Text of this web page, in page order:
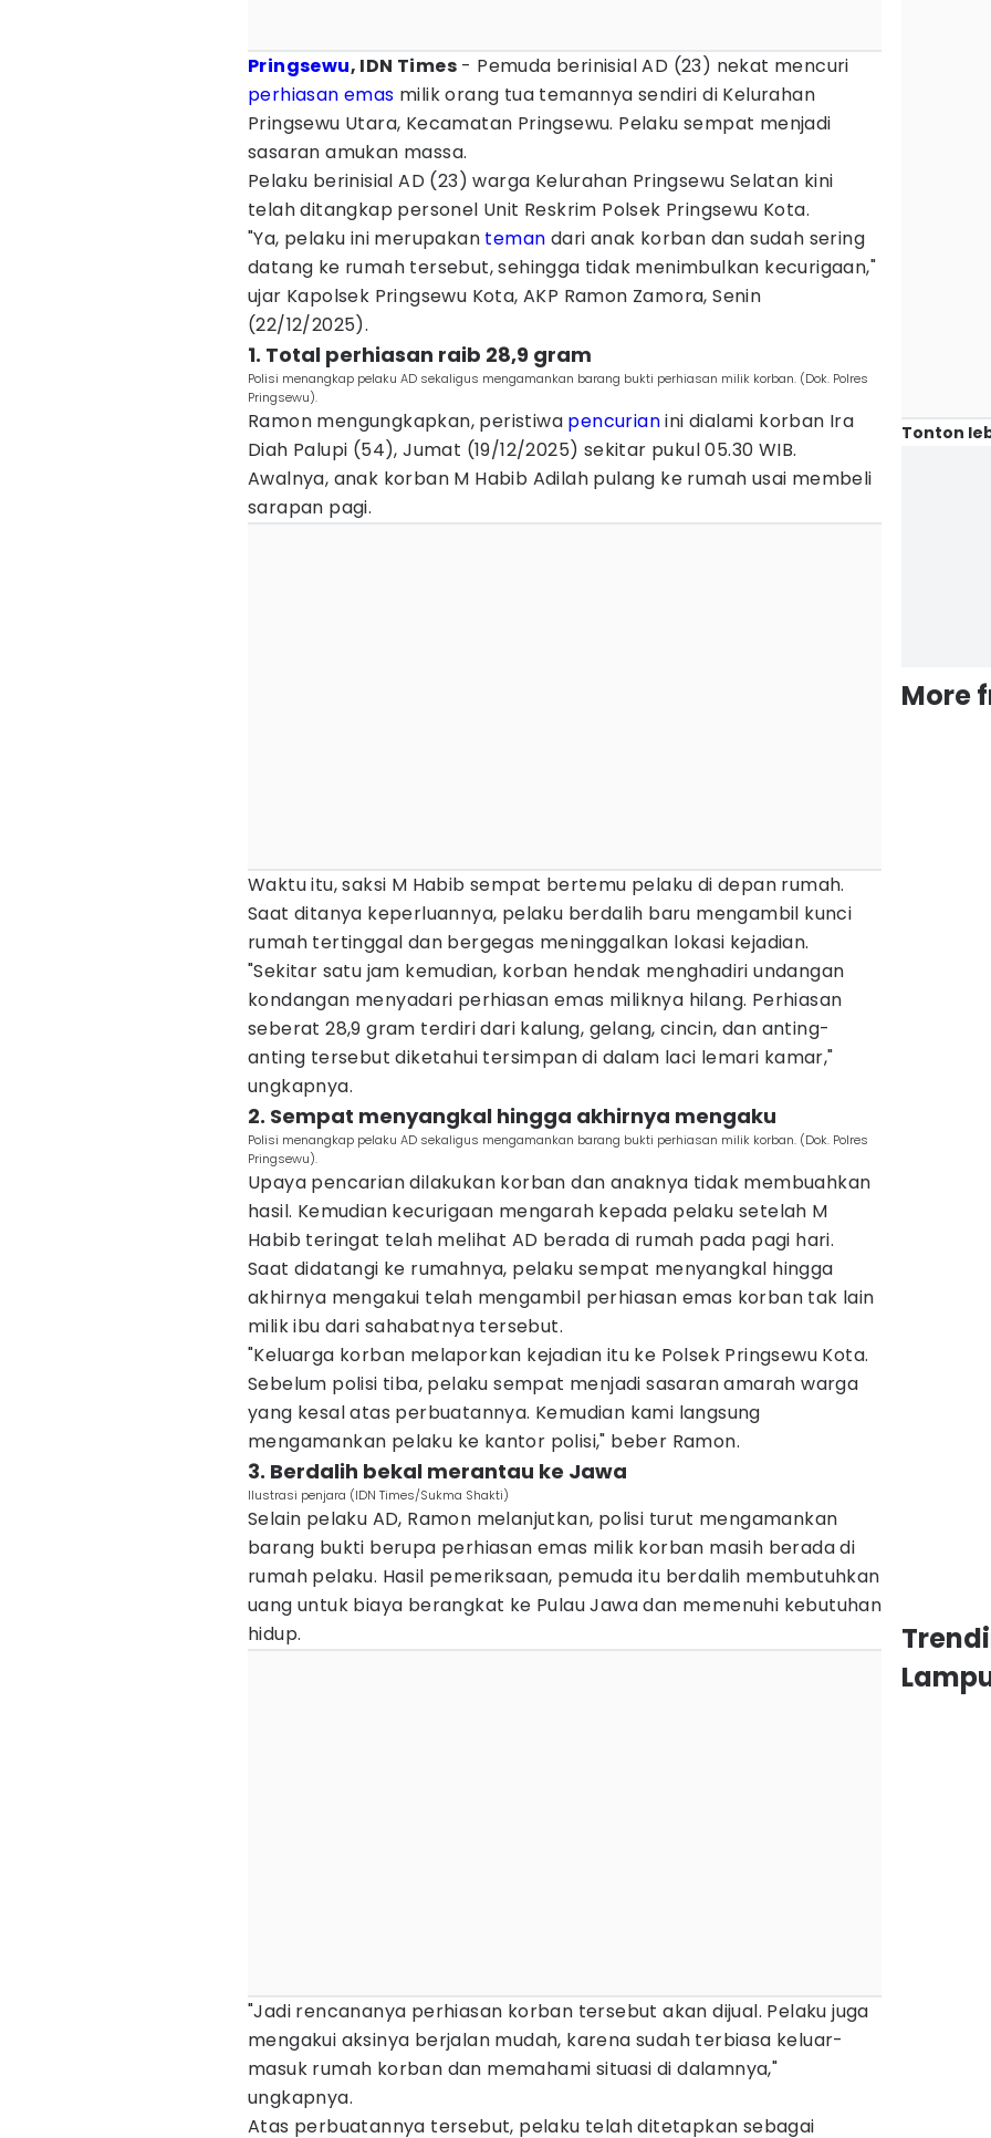
Pringsewu, IDN Times - Pemuda berinisial AD (23) nekat mencuri
perhiasan emas milik orang tua temannya sendiri di Kelurahan
Pringsewu Utara, Kecamatan Pringsewu. Pelaku sempat menjadi
sasaran amukan massa.
Pelaku berinisial AD (23) warga Kelurahan Pringsewu Selatan kini
telah ditangkap personel Unit Reskrim Polsek Pringsewu Kota.
"Ya, pelaku ini merupakan teman dari anak korban dan sudah sering
datang ke rumah tersebut, sehingga tidak menimbulkan kecurigaan,"
ujar Kapolsek Pringsewu Kota, AKP Ramon Zamora, Senin
(22/12/2025).
1. Total perhiasan raib 28,9 gram
Polisi menangkap pelaku AD sekaligus mengamankan barang bukti perhiasan milik korban. (Dok. Polres
Pringsewu).
Ramon mengungkapkan, peristiwa pencurianini dialami korban Ira
Diah Palupi (54), Jumat (19/12/2025) sekitar pukul 05.30 WIB.
Awalnya, anak korban M Habib Adilah pulang ke rumah usai membeli
sarapan pagi.
Waktu itu, saksi M Habib sempat bertemu pelaku di depan rumah.
Saat ditanya keperluannya, pelaku berdalih baru mengambil kunci
rumah tertinggal dan bergegas meninggalkan lokasi kejadian.
"Sekitar satu jam kemudian, korban hendak menghadiri undangan
kondangan menyadari perhiasan emas miliknya hilang. Perhiasan
seberat 28,9 gram terdiri dari kalung, gelang, cincin, dan anting-
anting tersebut diketahui tersimpan di dalam laci lemari kamar,"
ungkapnya.
2. Sempat menyangkal hingga akhirnya mengaku
Polisi menangkap pelaku AD sekaligus mengamankan barang bukti perhiasan milik korban. (Dok. Polres
Pringsewu).
Upaya pencarian dilakukan korban dan anaknya tidak membuahkan
hasil. Kemudian kecurigaan mengarah kepada pelaku setelah M
Habib teringat telah melihat AD berada di rumah pada pagi hari.
Saat didatangi ke rumahnya, pelaku sempat menyangkal hingga
akhirnya mengakui telah mengambil perhiasan emas korban tak lain
milik ibu dari sahabatnya tersebut.
"Keluarga korban melaporkan kejadian itu ke Polsek Pringsewu Kota.
Sebelum polisi tiba, pelaku sempat menjadi sasaran amarah warga
yang kesal atas perbuatannya. Kemudian kami langsung
mengamankan pelaku ke kantor polisi," beber Ramon.
3. Berdalih bekal merantau ke Jawa
Ilustrasi penjara (IDN Times/Sukma Shakti)
Selain pelaku AD, Ramon melanjutkan, polisi turut mengamankan
barang bukti berupa perhiasan emas milik korban masih berada di
rumah pelaku. Hasil pemeriksaan, pemuda itu berdalih membutuhkan
uang untuk biaya berangkat ke Pulau Jawa dan memenuhi kebutuhan
hidup.
"Jadi rencananya perhiasan korban tersebut akan dijual. Pelaku juga
mengakui aksinya berjalan mudah, karena sudah terbiasa keluar-
masuk rumah korban dan memahami situasi di dalamnya,"
ungkapnya.
Atas perbuatannya tersebut, pelaku telah ditetapkan sebagai
Tonton
More